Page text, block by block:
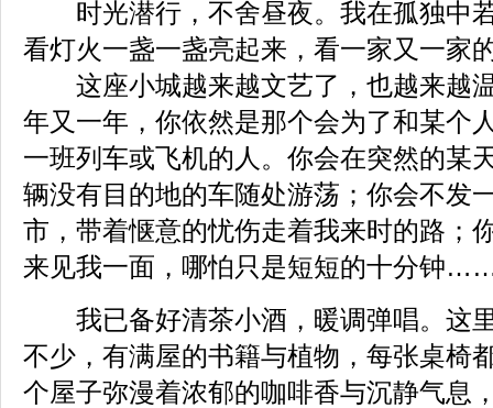
时光潜行，不舍昼夜。我在孤独中
看灯火一盏一盏亮起来，看一家又一家
这座小城越来越文艺了，也越来越
年又一年，你依然是那个会为了和某个
一班列车或飞机的人。你会在突然的某
辆没有目的地的车随处游荡；你会不发
市，带着惬意的忧伤走着我来时的路；
来见我一面，哪怕只是短短的十分钟
我已备好清茶小酒，暖调弹唱。这
不少，有满屋的书籍与植物，每张桌椅
个屋子弥漫着浓郁的咖啡香与沉静气息